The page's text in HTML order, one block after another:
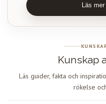
Läs
Kunskap
Läs guider, fakta och
rökelse